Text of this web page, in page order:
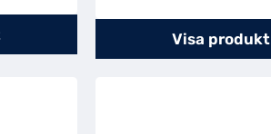
Visa produkt